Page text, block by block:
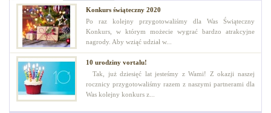
Konkurs świąteczny 2020
Po raz kolejny przygotowaliśmy dla Was Świąteczny
Konkurs, w którym możecie wygrać bardzo atrakcyjne
nagrody. Aby wziąć udział w...
10 urodziny vortalu!
Tak, już dziesięć lat jesteśmy z Wami! Z okazji naszej
rocznicy przygotowaliśmy razem z naszymi partnerami dla
Was kolejny konkurs z...